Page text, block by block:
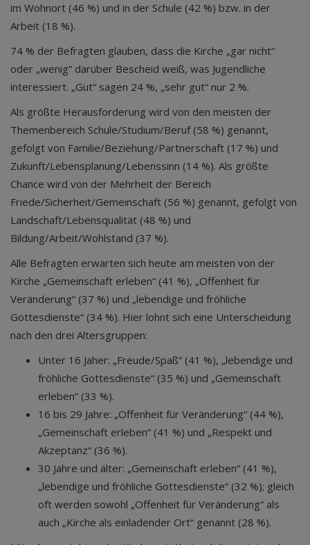
im Wohnort (46 %) und in der Schule (42 %) bzw. in der
Arbeit (18 %).
74 % der Befragten glauben, dass die Kirche „gar nicht“
oder „wenig“ darüber Bescheid weiß, was Jugendliche
interessiert. „Gut“ sagen 24 %, „sehr gut“ nur 2 %.
Als größte Herausforderung wird von den meisten der
Themenbereich Schule/Studium/Beruf (58 %) genannt,
gefolgt von Familie/Beziehung/Partnerschaft (17 %) und
Zukunft/Lebensplanung/Lebenssinn (14 %). Als größte
Chance wird von der Mehrheit der Bereich
Friede/Sicherheit/Gemeinschaft (56 %) genannt, gefolgt von
Landschaft/Lebensqualität (48 %) und
Bildung/Arbeit/Wohlstand (37 %).
Alle Befragten erwarten sich heute am meisten von der
Kirche „Gemeinschaft erleben“ (41 %), „Offenheit für
Veränderung“ (37 %) und „lebendige und fröhliche
Gottesdienste“ (34 %). Hier lohnt sich eine Unterscheidung
nach den drei Altersgruppen:
Unter 16 Jaher: „Freude/Spaß“ (41 %), „lebendige und
fröhliche Gottesdienste“ (35 %) und „Gemeinschaft
erleben“ (33 %).
16 bis 29 Jahre: „Offenheit für Veränderung“ (44 %),
„Gemeinschaft erleben“ (41 %) und „Respekt und
Akzeptanz“ (36 %).
30 Jahre und älter: „Gemeinschaft erleben“ (41 %),
„lebendige und fröhliche Gottesdienste“ (32 %); gleich
oft werden sowohl „Offenheit für Veränderung“ als
auch „Kirche als einladender Ort“ genannt (28 %).